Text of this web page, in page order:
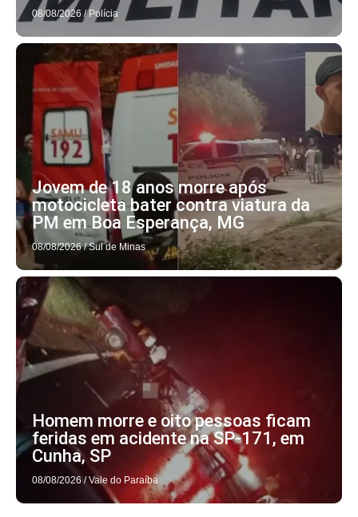
08/08/2026 / Polícia
Jovem de 18 anos morre após
motocicleta bater contra viatura da
PM em Boa Esperança, MG
08/08/2026 / Sul de Minas
Homem morre e oito pessoas ficam
feridas em acidente na SP-171, em
Cunha, SP
08/08/2026 / Vale do Paraíba